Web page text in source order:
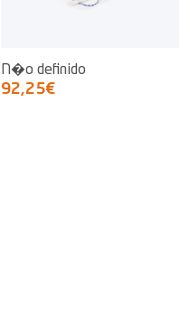
N�o definido
92,25€